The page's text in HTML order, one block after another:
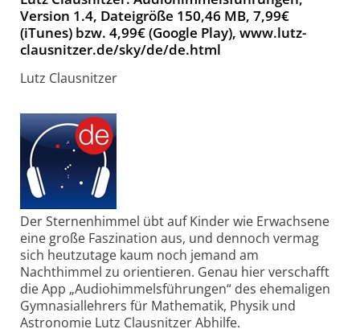
Version 1.4, Dateigröße 150,46 MB, 7,99€
(iTunes) bzw. 4,99€ (Google Play), www.lutz-
clausnitzer.de/sky/de/de.html
Lutz Clausnitzer
Der Sternenhimmel übt auf Kinder wie Erwachsene
eine große Faszination aus, und dennoch vermag
sich heutzutage kaum noch jemand am
Nachthimmel zu orien­tieren. Genau hier verschafft
die App „Audio­himmelsführungen“ des ehemaligen
Gymnasiallehrers für Mathematik, Physik und
Astronomie Lutz Clausnitzer Abhilfe.